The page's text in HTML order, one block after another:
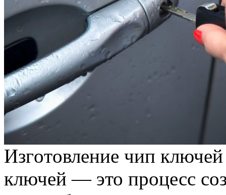
Изгoтoвлeниe чип
ключей — это процесс